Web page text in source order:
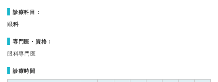
診療科目：
眼科
専門医・資格：
眼科専門医
診療時間